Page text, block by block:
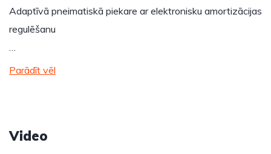
Adaptīvā pneimatiskā piekare ar elektronisku amortizācijas
regulēšanu
…
Parādīt vēl
Video